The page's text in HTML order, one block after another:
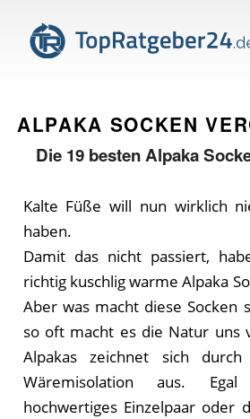
ALPAKA SOCKEN
Die 19 besten Alpaka
Kalte Füße will nun wirklich
haben.
Damit das nicht passiert,
richtig kuschlig warme Alpaka
Aber was macht diese Socken
so oft macht es die Natur uns
Alpakas zeichnet sich
Wäremisolation aus.
hochwertiges Einzelpaar oder